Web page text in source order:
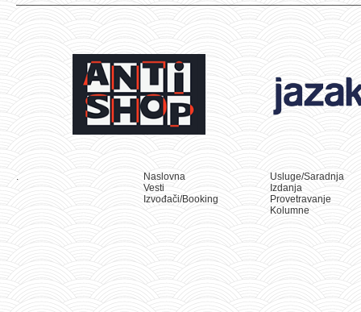
.
Naslovna
Vesti
Izvođači/Booking
Usluge/Saradnja
Izdanja
Provetravanje
Kolumne